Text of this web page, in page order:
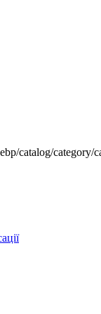
catalog/category/